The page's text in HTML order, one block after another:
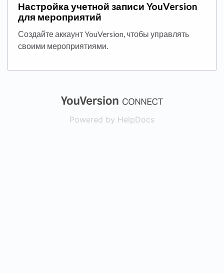
Настройка учетной записи YouVersion
для мероприятий
Создайте аккаунт YouVersion, чтобы управлять
своими мероприятиями.
(opens in a
Powered by HelpDocs